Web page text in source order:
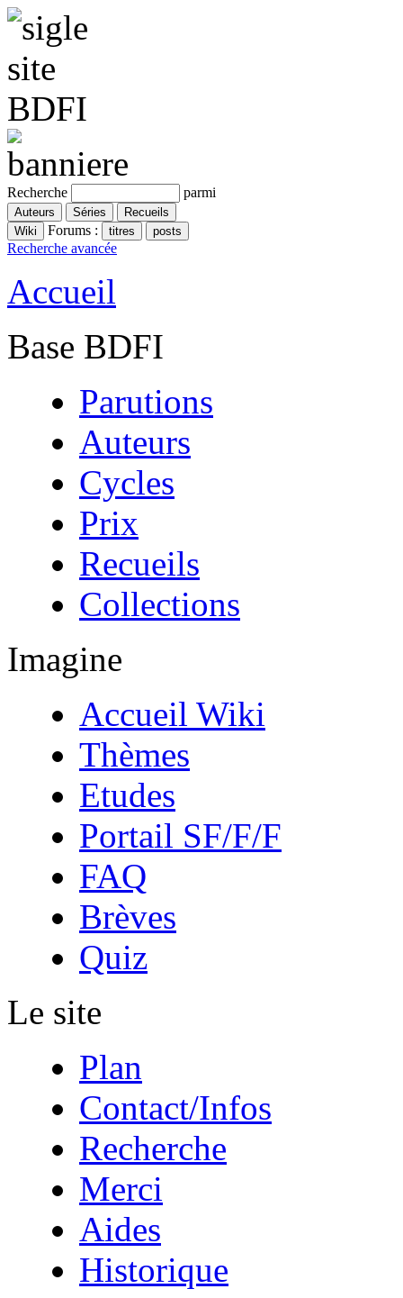
Recherche parmi
Forums :
Recherche avancée
Accueil
Base BDFI
Parutions
Auteurs
Cycles
Prix
Recueils
Collections
Imagine
Accueil Wiki
Thèmes
Etudes
Portail SF/F/F
FAQ
Brèves
Quiz
Le site
Plan
Contact/Infos
Recherche
Merci
Aides
Historique